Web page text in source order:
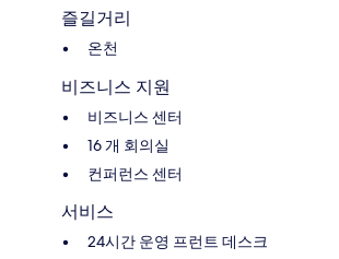
즐길거리
온천
비즈니스 지원
비즈니스 센터
16 개 회의실
컨퍼런스 센터
서비스
24시간 운영 프런트 데스크